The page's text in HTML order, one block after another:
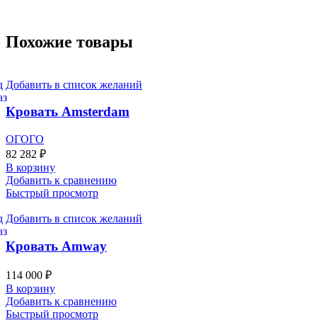
Похожие товары
Добавить в список желаний
Кровать Amsterdam
ОГОГО
82 282 ₽
В корзину
Добавить к сравнению
Быстрый просмотр
Добавить в список желаний
Кровать Amway
114 000 ₽
В корзину
Добавить к сравнению
Быстрый просмотр